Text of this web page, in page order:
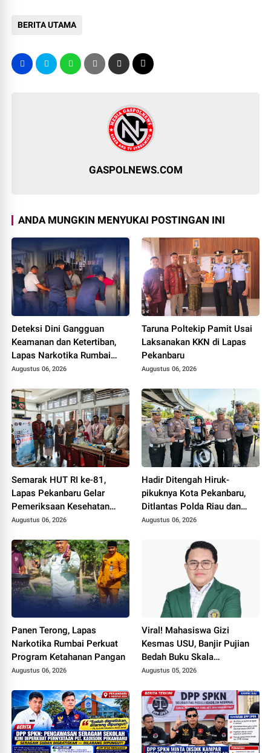
BERITA UTAMA
GASPOLNEWS.COM
ANDA MUNGKIN MENYUKAI POSTINGAN INI
Deteksi Dini Gangguan
Keamanan dan Ketertiban,
Lapas Narkotika Rumbai
Gelar Razia Rutin Blok
Augustus 06, 2026
Taruna Poltekip Pamit Usai
Laksanakan KKN di Lapas
Pekanbaru
Augustus 06, 2026
Semarak HUT RI ke-81,
Lapas Pekanbaru Gelar
Pemeriksaan Kesehatan
Gratis untuk Warga Binaan
Augustus 06, 2026
Hadir Ditengah Hiruk-
pikuknya Kota Pekanbaru,
Ditlantas Polda Riau dan
Polantas KARIB Kobarkan
Nasionalisme dan Green
Policing Jelang HUT RI Ke-
Augustus 06, 2026
Panen Terong, Lapas
Narkotika Rumbai Perkuat
Program Ketahanan Pangan
Augustus 06, 2026
Viral! Mahasiswa Gizi
Kesmas USU, Banjir Pujian
Bedah Buku Skala
International dari 70 Ribu
Dunia
Augustus 05, 2026